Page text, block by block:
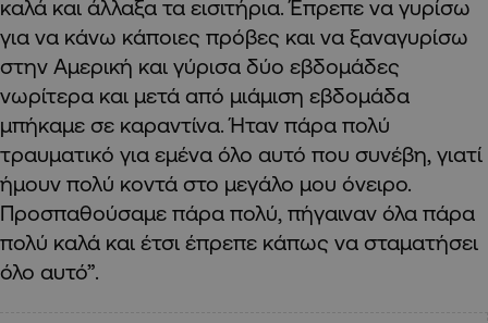
καλά και άλλαξα τα εισιτήρια. Έπρεπε να γυρίσω
για να κάνω κάποιες πρόβες και να ξαναγυρίσω
στην Αμερική και γύρισα δύο εβδομάδες
νωρίτερα και μετά από μιάμιση εβδομάδα
μπήκαμε σε καραντίνα. Ήταν πάρα πολύ
τραυματικό για εμένα όλο αυτό που συνέβη, γιατί
ήμουν πολύ κοντά στο μεγάλο μου όνειρο.
Προσπαθούσαμε πάρα πολύ, πήγαιναν όλα πάρα
πολύ καλά και έτσι έπρεπε κάπως να σταματήσει
όλο αυτό”.